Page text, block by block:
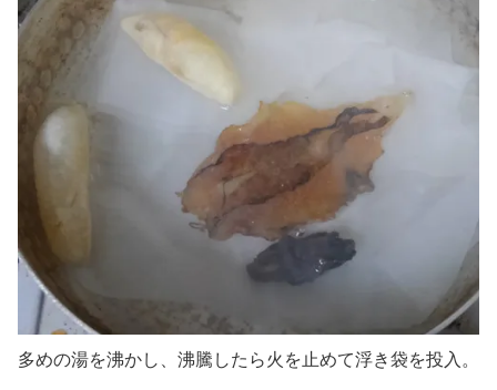
多めの湯を沸かし、沸騰したら火を止めて浮き袋を投入。